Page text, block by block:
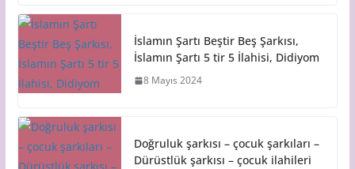
İslamın Şartı Beştir Beş Şarkısı,
İslamın Şartı 5 tir 5 İlahisi, Didiyom
8 Mayıs 2024
Doğruluk şarkısı – çocuk şarkıları –
Dürüstlük şarkısı – çocuk ilahileri